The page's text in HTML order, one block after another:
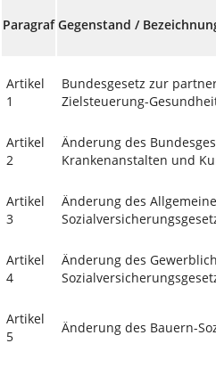
Paragraf Gegenstand /
Artikel
1
Bundesgesetz zur
Zielsteuerung-
Artikel
2
Änderung des
Krankenanstalten und
Artikel
3
Änderung des
Artikel
4
Änderung des
Artikel
5
Änderung des Bauern-